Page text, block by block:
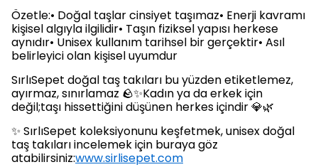
Özetle:• Doğal taşlar cinsiyet taşımaz• Enerji kavramı
kişisel algıyla ilgilidir• Taşın fiziksel yapısı herkese
aynıdır• Unisex kullanım tarihsel bir gerçektir• Asıl
belirleyici olan kişisel uyumdur
SırlıSepet doğal taş takıları bu yüzden etiketlemez,
ayırmaz, sınırlamaz 🪨✨Kadın ya da erkek için
değil;taşı hissettiğini düşünen herkes içindir 💎🌿
✨ SırlıSepet koleksiyonunu keşfetmek, unisex doğal
taş takıları incelemek için buraya göz
atabilirsiniz:www.sirlisepet.com